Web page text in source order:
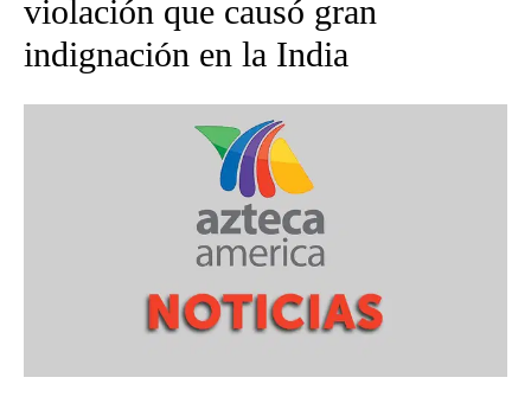
violación que causó gran
indignación en la India